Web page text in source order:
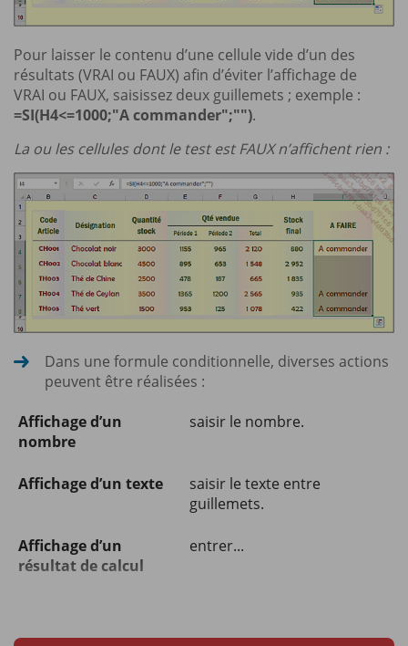
Pour laisser le contenu d’une cellule vide d’un des
résultats (VRAI ou FAUX) afin d’éviter l’affichage de
VRAI ou FAUX, saisissez deux guillemets ; exemple :
=SI(H4<=1000;"A commander";"").
La ou les cellules dont le test est FAUX n’affichent rien :
Dans une formule conditionnelle, diverses actions
peuvent être réalisées :
Affichage d’un
nombre
saisir le nombre.
Affichage d’un texte
saisir le texte entre
guillemets.
Affichage d’un
résultat de calcul
entrer...